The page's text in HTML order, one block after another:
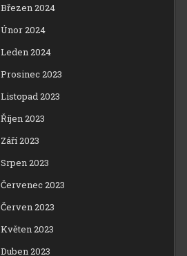
Březen 2024
Únor 2024
Leden 2024
Prosinec 2023
Listopad 2023
Říjen 2023
Září 2023
Srpen 2023
Červenec 2023
Červen 2023
Květen 2023
Duben 2023